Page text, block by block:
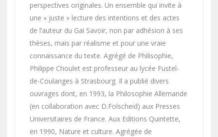
perspectives originales. Un ensemble qui invite à
une « juste » lecture des intentions et des actes
de l’auteur du Gai Savoir, non par adhésion à ses
thèses, mais par réalisme et pour une vraie
connaissance du texte. Agrégé de Philisophie,
Philippe Choulet est professeur au lycée Fustel-
de-Coulanges à Strasbourg. Il a publié divers
ouvrages dont, en 1993, la Philosophie Allemande
(en collaboration avec D.Folscheid) aux Presses
Universitaires de France. Aux Editions Quintette,
en 1990, Nature et culture. Agrégée de